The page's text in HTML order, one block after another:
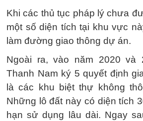
Khi các thủ tục pháp lý chưa
một số diện tích tại khu vực
làm đường giao thông dự án.
Ngoài ra, vào năm 2020 và
Thanh Nam ký 5 quyết định
là các khu biệt thự không
Những lô đất này có diện tích
hạn sử dụng lâu dài. Ngay